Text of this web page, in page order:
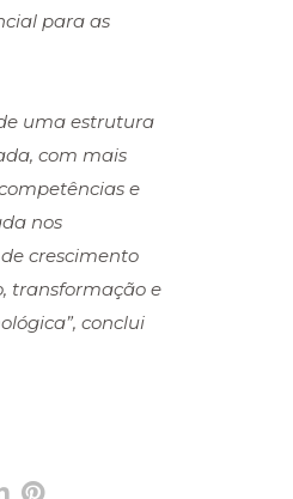
para as
uma estrutura
com mais
e
nos
crescimento
transformação e
conclui